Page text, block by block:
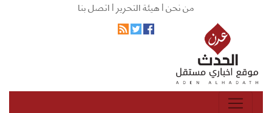
من نحن |هيئة التحرير |اتصل بنا